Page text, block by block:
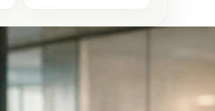
Kassel. Der Betrieb besteht seit 1981 und plant,